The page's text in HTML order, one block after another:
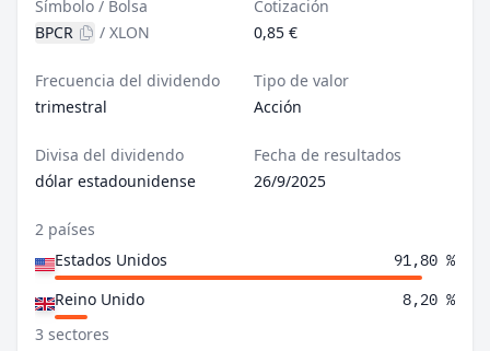
Símbolo / Bolsa
BPCR
/ XLON
Cotización
0,85 €
Frecuencia del dividendo
trimestral
Tipo de valor
Acción
Divisa del dividendo
dólar estadounidense
Fecha de resultados
26/9/2025
2 países
Estados Unidos
91,80 %
Reino Unido 8,20 %
3 sectores